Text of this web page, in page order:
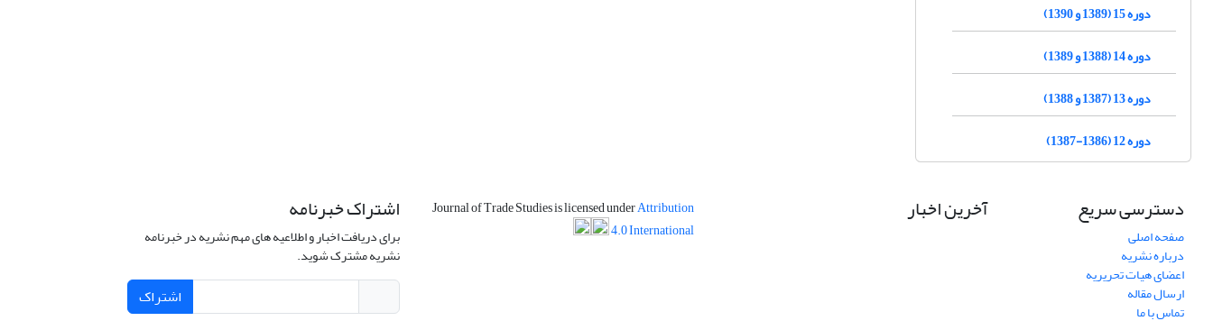
دوره 15 (1389 و 1390)
دوره 14 (1388 و 1389)
دوره 13 (1387 و 1388)
دوره 12 (1386-1387)
دسترسی سریع
صفحه اصلی
درباره نشریه
اعضای هیات تحریریه
ارسال مقاله
تماس با ما
آخرین اخبار Journal of Trade Studies is licensed underAttribution
4.0 International
اشتراک خبرنامه
برای دریافت اخبار و اطلاعیه های مهم نشریه در خبرنامه
نشریه مشترک شوید.
اشتراک